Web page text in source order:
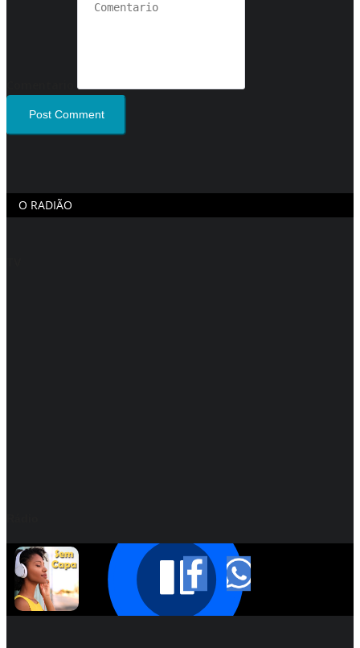
Post Comment
O RADIÃO